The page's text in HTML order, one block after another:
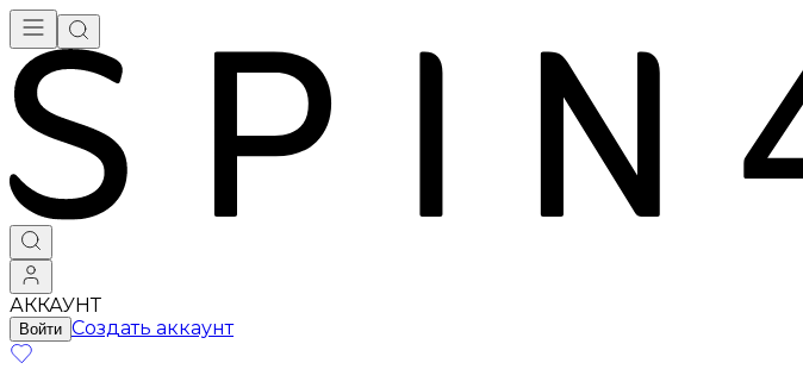
АККАУНТ
Войти Создать аккаунт